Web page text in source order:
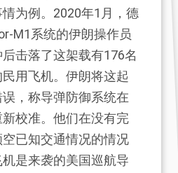
为例。2020年1月，德
M1系统的伊朗操作员
击落了这架载有176名
用飞机。伊朗将这起
，称导弹防御系统在
校准。他们在没有完
已知交通情况的情况
是来袭的美国巡航导